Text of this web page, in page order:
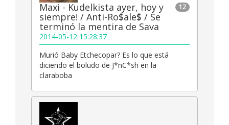
12
Maxi - Kudelkista ayer, hoy y
siempre! / Anti-Ro$ale$ / Se
terminó la mentira de Sava
2014-05-12 15:28:37
Murió Baby Etchecopar? Es lo que está
diciendo el boludo de J*nC*sh en la
claraboba